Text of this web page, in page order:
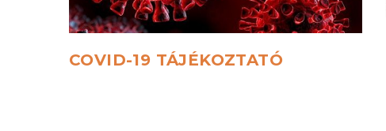
COVID-19 TÁJÉKOZTATÓ